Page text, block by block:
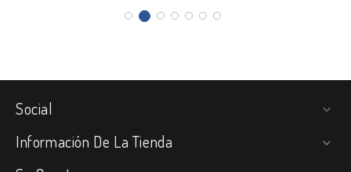
Social 
Información De La Tienda 